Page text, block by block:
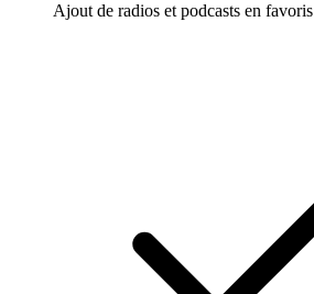
Ajout de radios et podcasts en favoris